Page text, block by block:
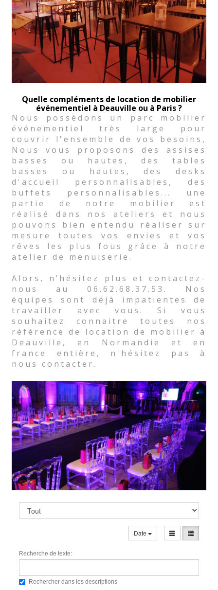
Quelle compléments de location de mobilier
événementiel à Deauville ou à Paris ?
Nous possédons un parc mobilier
événementiel très large pour
couvrir l'ensemble de vos besoins,
Nous vous proposons des assises
basses ou hautes, des tables
basses ou hautes, des desks
d'accueil personnalisables, des
buffets personnalisables... une
partie de notre mobilier est
réalisé dans nos ateliers et nous
pouvons bien entendu réaliser sur
mesure toutes vos envies et vos
rêves les plus fous grâce à notre
atelier de menuiserie.
Alors, n’hésitez plus et contactez-
nous au 06.62.68.37.53. Nos
équipes sont déjà impatientes de
travailler avec vous. Si vous
souhaitez connaitre toutes nos
référence de location de mobilier à
Deauville, en Normandie et en
france entière, n'hésitez pas à
nous contacter.
Date
Recherche de texte:
Rechercher dans les descriptions